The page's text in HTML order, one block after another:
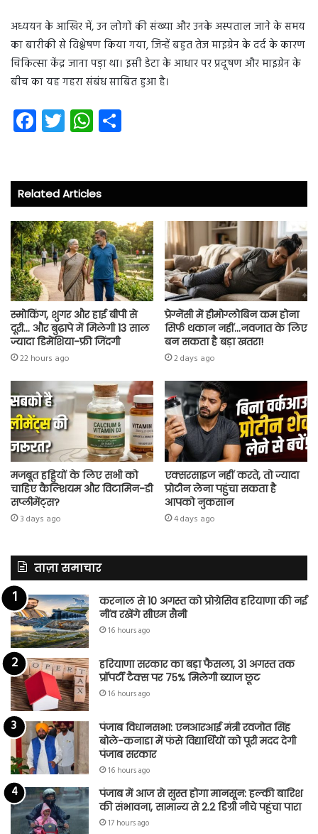
अध्ययन के आखिर में, उन लोगों की संख्या और उनके अस्पताल जाने के समय
का बारीकी से विश्लेषण किया गया, जिन्हें बहुत तेज माइग्रेन के दर्द के कारण
चिकित्सा केंद्र जाना पड़ा था। इसी डेटा के आधार पर प्रदूषण और माइग्रेन के
बीच का यह गहरा संबंध साबित हुआ है।
Fa
ce
o
ok
T
wi
er
W
ha
A
p
p
Related Articles
स्मोकिंग, शुगर और हाई बीपी से
दूरी… और बुढ़ापे में मिलेगी 13 साल
ज्यादा डिमेंशिया-फ्री जिंदगी
22 hours ago
प्रेग्नेंसी में हीमोग्लोबिन कम होना
सिर्फ थकान नहीं…नवजात के लिए
बन सकता है बड़ा खतरा!
2 days ago
मजबूत हड्डियों के लिए सभी को
चाहिए कैल्शियम और विटामिन-डी
सप्लीमेंट्स?
3 days ago
एक्सरसाइज नहीं करते, तो ज्यादा
प्रोटीन लेना पहुंचा सकता है
आपको नुकसान
4 days ago
ताज़ा समाचार
करनाल से 10 अगस्त को प्रोग्रेसिव हरियाणा की नई
नींव रखेंगे सीएम सैनी
16 hours ago
हरियाणा सरकार का बड़ा फैसला, 31 अगस्त तक
प्रॉपर्टी टैक्स पर 75% मिलेगी ब्याज छूट
16 hours ago
पंजाब विधानसभा: एनआरआई मंत्री रवजोत सिंह
बोले-कनाडा में फंसे विद्यार्थियों को पूरी मदद देगी
पंजाब सरकार
16 hours ago
पंजाब में आज से सुस्त होगा मानसून: हल्की बारिश
की संभावना, सामान्य से 2.2 डिग्री नीचे पहुंचा पारा
17 hours ago